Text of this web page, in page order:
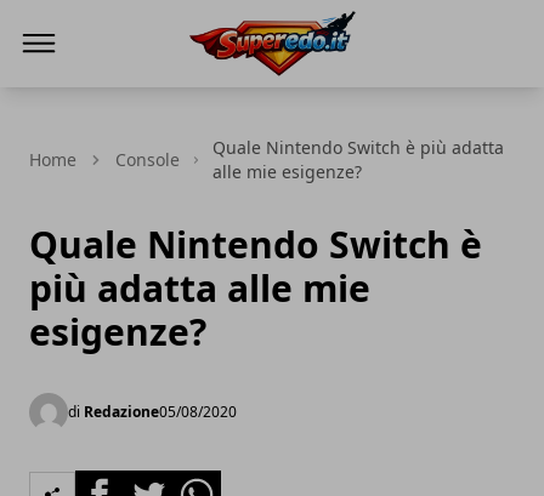
Home Console
Quale Nintendo Switch è più adatta
alle mie esigenze?
Quale Nintendo Switch è
più adatta alle mie
esigenze?
di Redazione05/08/2020
FacebookTwitterWhatsapp